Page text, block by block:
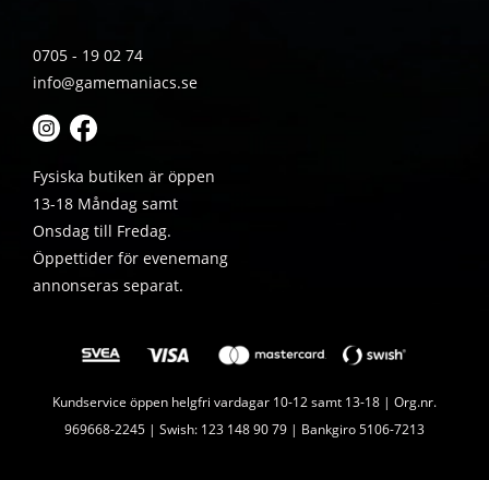
0705 - 19 02 74
info@gamemaniacs.se
Fysiska butiken är öppen
13-18 Måndag samt
Onsdag till Fredag.
Öppettider för evenemang
annonseras separat.
Kundservice öppen helgfri vardagar 10-12 samt 13-18 | Org.nr.
969668-2245 | Swish: 123 148 90 79 | Bankgiro 5106-7213